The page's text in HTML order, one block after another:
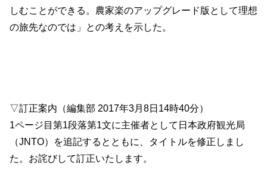
しむことができる。農家楽のアップグレード版として理想
の旅先なのでは」との考えを示した。
▽訂正案内（編集部 2017年3月8日14時40分）
1ページ目第1段落第1文に主催者として日本政府観光局
（JNTO）を追記するとともに、タイトルを修正しまし
た。お詫びして訂正いたします。